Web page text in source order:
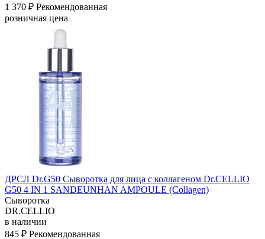
1 370 ₽ Рекомендованная
розничная цена
ДРСЛ Dr.G50 Сыворотка для лица с коллагеном Dr.CELLIO
G50 4 IN 1 SANDEUNHAN AMPOULE (Collagen)
Сыворотка
DR.CELLIO
в наличии
845 ₽ Рекомендованная